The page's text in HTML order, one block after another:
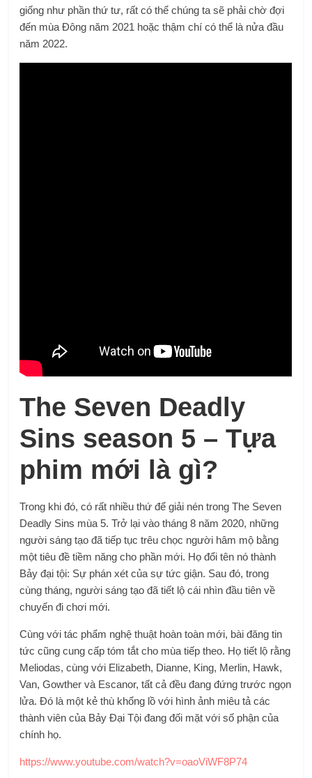
giống như phần thứ tư, rất có thể chúng ta sẽ phải chờ đợi
đến mùa Đông năm 2021 hoặc thậm chí có thể là nửa đầu
năm 2022.
The Seven Deadly
Sins season 5 – Tựa
phim mới là gì?
Trong khi đó, có rất nhiều thứ để giải nén trong The Seven
Deadly Sins mùa 5. Trở lại vào tháng 8 năm 2020, những
người sáng tạo đã tiếp tục trêu chọc người hâm mộ bằng
một tiêu đề tiềm năng cho phần mới. Họ đổi tên nó thành
Bảy đại tội: Sự phán xét của sự tức giận. Sau đó, trong
cùng tháng, người sáng tạo đã tiết lộ cái nhìn đầu tiên về
chuyến đi chơi mới.
Cùng với tác phẩm nghệ thuật hoàn toàn mới, bài đăng tin
tức cũng cung cấp tóm tắt cho mùa tiếp theo. Họ tiết lộ rằng
Meliodas, cùng với Elizabeth, Dianne, King, Merlin, Hawk,
Van, Gowther và Escanor, tất cả đều đang đứng trước ngọn
lửa. Đó là một kẻ thù khổng lồ với hình ảnh miêu tả các
thành viên của Bảy Đại Tội đang đối mặt với số phận của
chính họ.
https://www.youtube.com/watch?v=oaoViWF8P74